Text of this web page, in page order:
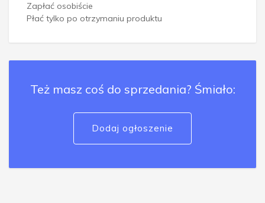
Zapłać osobiście
Płać tylko po otrzymaniu produktu
Też masz coś do sprzedania? Śmiało:
Dodaj ogłoszenie